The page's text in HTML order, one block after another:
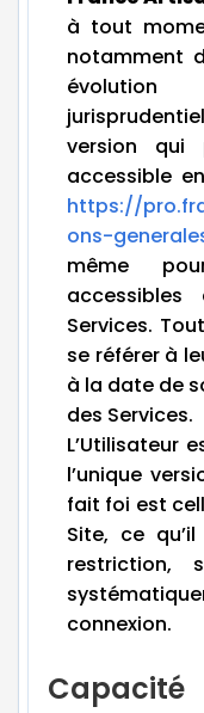
à tout
notamment
évolution
version qui
accessible
https://
ons-
même
Services.
se référer à
à la date de
des Services.
L’Utilisateur
l’unique
fait foi est
Site, ce
restriction,
connexion.
Capacité